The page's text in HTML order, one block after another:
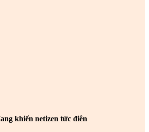
khiến netizen tức điên